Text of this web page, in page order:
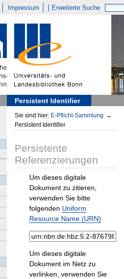
Impressum Erweiterte Suche
Persistent Identifier
Sie sind hier: E-Pflicht-Sammlung →
Persistent Identifier
Persistente
Referenzierungen
Um dieses digitale
Dokument zu zitieren,
verwenden Sie bitte
folgenden Uniform
Resource Name (URN)
Um dieses digitale
Dokument im Netz zu
verlinken, verwenden Sie